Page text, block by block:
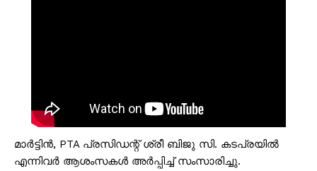
മാർട്ടിൻ, PTA പ്രസിഡന്റ് ശ്രീ ബിജു സി. കടപ്രയിൽ
എന്നിവർ ആശംസകൾ അർപ്പിച്ച് സംസാരിച്ചു.